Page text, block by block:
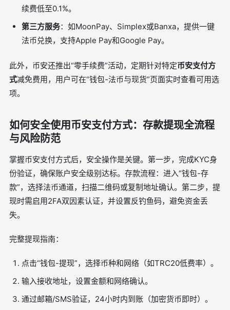
续费低至0.1%。
第三方服务：如MoonPay、Simplex或Banxa，提供一键
法币兑换，支持Apple Pay和Google Pay。
此外，币安还推出“零手续费”活动，定期针对特定币安支付方
式减免费用，用户可在“钱包-法币与现货”页面实时查看可用选
项。
如何安全使用币安支付方式：存款提现全流程
与风险防范
掌握币安支付方式后，安全操作是关键。第一步，完成KYC身
份验证，确保账户安全级别达标。存款流程：进入“钱包-存
款”，选择法币通道，扫描二维码或复制地址确认。第二步，提
现时需启用2FA双因素认证，并设置反钓鱼码，避免资金丢
失。
完整提现指南：
点击“钱包-提现”，选择币种和网络（如TRC20低费率）。
输入接收地址，设置金额和网络确认。
通过邮箱/SMS验证，24小时内到账（加密货币即时）。